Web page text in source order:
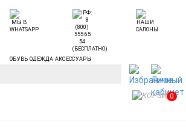
ОБУВЬ ОДЕЖДА АКСЕССУАРЫ
0